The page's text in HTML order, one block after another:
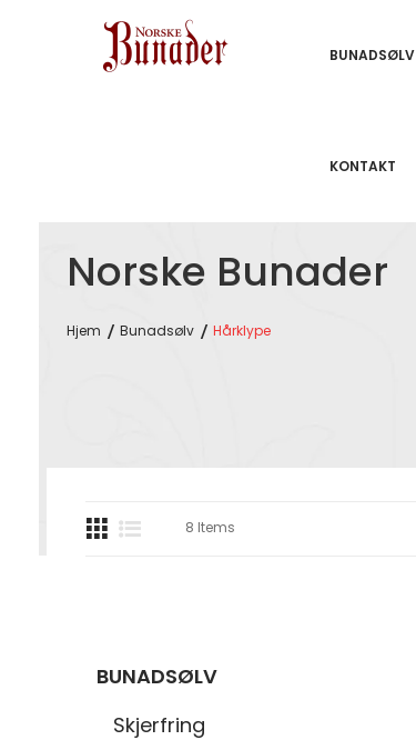
BUNADSØLV
KONTAKT
Norske Bunader
Hjem Bunadsølv Hårklype
BUNADSØLV
Skjerfring
8 Items